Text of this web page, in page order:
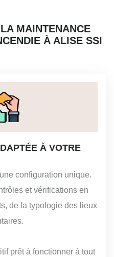
MAINTENANCE
À ALISE SSI
À VOTRE
configuration unique.
et vérifications en
de la typologie des lieux
prêt à fonctionner à tout